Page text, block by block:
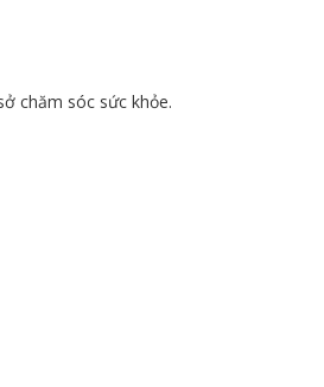
chăm sóc sức khỏe.